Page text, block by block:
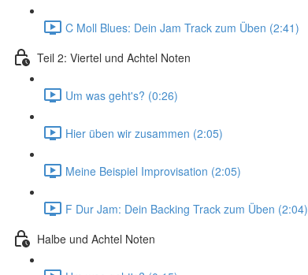
C Moll Blues: Dein Jam Track zum Üben (2:41)
Teil 2: Viertel und Achtel Noten
Um was geht's? (0:26)
Hier üben wir zusammen (2:05)
Meine Beispiel Improvisation (2:05)
F Dur Jam: Dein Backing Track zum Üben (2:04)
Halbe und Achtel Noten